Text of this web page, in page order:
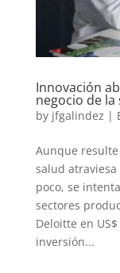
Innovación
negocio de la
by jfgalindez |
Aunque
salud
poco, se
sectores
Deloitte en
inversión...